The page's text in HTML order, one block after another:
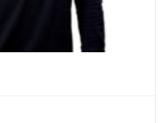
МЕНЕДЖМЕНТ В IT